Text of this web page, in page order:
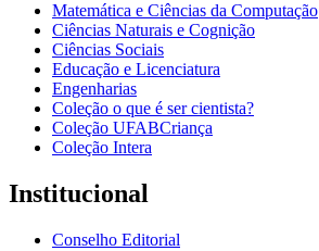
Matemática e Ciências da Computação
Ciências Naturais e Cognição
Ciências Sociais
Educação e Licenciatura
Engenharias
Coleção o que é ser cientista?
Coleção UFABCriança
Coleção Intera
Institucional
Conselho Editorial